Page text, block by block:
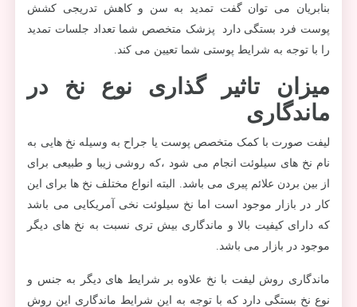
بنابریان می توان گفت تمدید به سن و کاهش تدریجی کشش
پوست فرد بستگی دارد پزشک متخصص شما تعداد جلسات تمدید
را با توجه به شرایط پوستی شما تعیین می کند.
میزان تاثیر گذاری نوع نخ در
ماندگاری
لیفت صورت با کمک متخصص پوست یا جراح به وسیله نخ هایی به
نام نخ های سیلوئت انجام می شود ،که روشی زیبا و طبیعی برای
از بین بردن علائم پیری می باشد. البته انواع مختلف نخ ها برای این
کار در بازار موجود است اما نخ سیلوئت نخی آمریکایی می باشد
که دارای کیفیت بالا و ماندگاری بیش تری نسبت به نخ های دیگر
موجود در بازار می باشد.
ماندگاری روش لیفت با نخ علاوه بر شرایط های دیگر به جنس و
نوع نخ بستگی دارد که با توجه به این شرایط ماندگاری این روش